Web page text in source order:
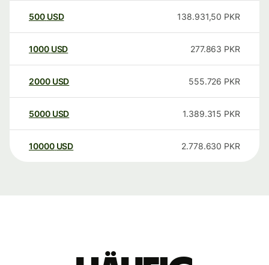
500 USD 138.931,50 PKR
1000 USD 277.863 PKR
2000 USD 555.726 PKR
5000 USD 1.389.315 PKR
10000 USD 2.778.630 PKR